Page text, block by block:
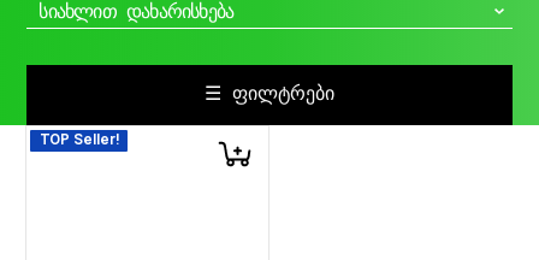
ᲡᲘᲐᲮᲚᲘᲗ ᲓᲐᲮᲐᲠᲘᲡᲮᲔᲑᲐ
☰ ᲤᲘᲚᲢᲠᲔᲑᲘ
TOP Seller!